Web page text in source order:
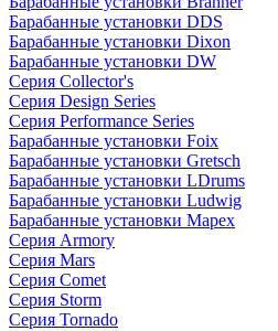
Барабанные установки DDS
Барабанные установки Dixon
Барабанные установки DW
Серия Collector's
Серия Design Series
Серия Performance Series
Барабанные установки Foix
Барабанные установки Gretsch
Барабанные установки LDrums
Барабанные установки Ludwig
Барабанные установки Mapex
Серия Armory
Серия Mars
Серия Comet
Серия Storm
Серия Tornado